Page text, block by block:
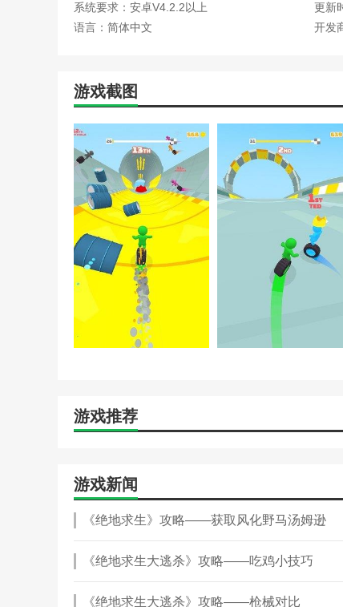
独轮乱斗单机版优势
3.赛道上会有很多游戏资源。收集的游戏资源越多，可
独轮乱斗单机版功能
1.独轮乱斗单机版游戏画面采用动画风格设计，各年
2.每次冒险都会开始新的任务，增加跑酷的乐趣。收
3.成功进入游戏末期可以获得大量游戏奖励，并且可
4.能够随时感受到跑步的乐趣，起到优秀的带动作用，
相关建议
解锁冒险是一款非常有趣的冒险游戏。它提供了许多
免各种障碍和陷阱。在跑步机操作过程中，使用绳索
系统要求：安卓V4.2.2以上
更新
语言：简体中文
开发
游戏截图
游戏推荐
游戏新闻
《绝地求生》攻略——获取风化野马汤姆逊
《绝地求生大逃杀》攻略——吃鸡小技巧
《绝地求生大逃杀》攻略——枪械对比